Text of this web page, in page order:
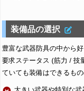
装備品の選択
豊富な武器防具の中から
要求ステータス (筋力 / 技
ていても装備はできるも